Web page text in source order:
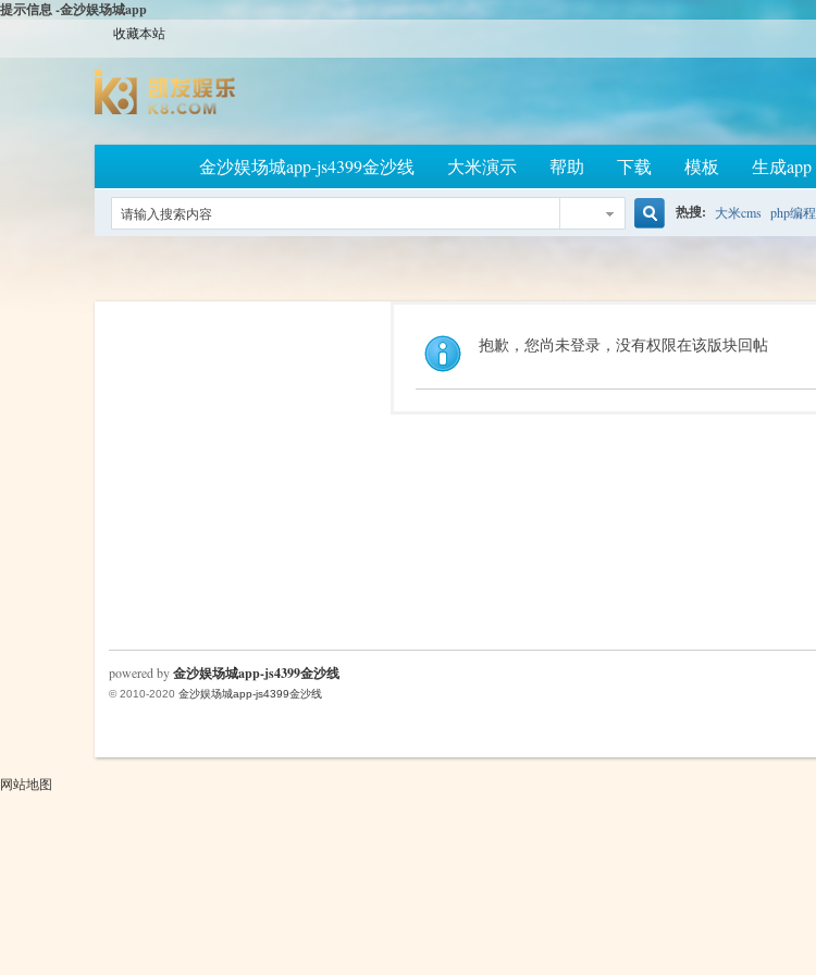
提示信息 -金沙娱场城app
收藏本站
金沙娱场城app-js4399金沙线 大米演示 帮助 下载 模板 生成app
索
热搜: 大米cms php编程
抱歉，您尚未登录，没有权限在该版块回帖
powered by金沙娱场城app-js4399金沙线
© 2010-2020 金沙娱场城app-js4399金沙线
网站地图